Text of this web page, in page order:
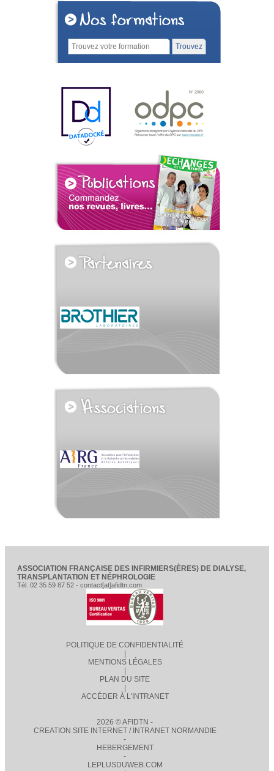
voir tous les partenaires
ASSOCIATION FRANÇAISE DES INFIRMIERS(ÈRES) DE DIALYSE,
TRANSPLANTATION ET NÉPHROLOGIE
Tél. 02 35 59 87 52 - contact[at]afidtn.com
POLITIQUE DE CONFIDENTIALITÉ
MENTIONS LÉGALES
PLAN DU SITE
ACCÉDER À L'INTRANET
2026 © AFIDTN -
CREATION SITE INTERNET / INTRANET NORMANDIE
-
HEBERGEMENT
-
LEPLUSDUWEB.COM